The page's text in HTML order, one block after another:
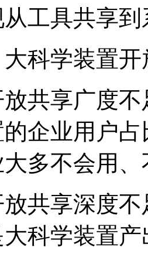
工具共享
大科学装置
共享广度
企业用户
多不会用
共享深度
科学装置